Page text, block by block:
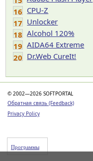
16 CPU-Z
17 Unlocker
18 Alcohol 120%
19 AIDA64 Extreme
20 Dr.Web CureIt!
© 2002—2026 SOFTPORTAL
Обратная связь (Feedback)
Privacy Policy
Программы